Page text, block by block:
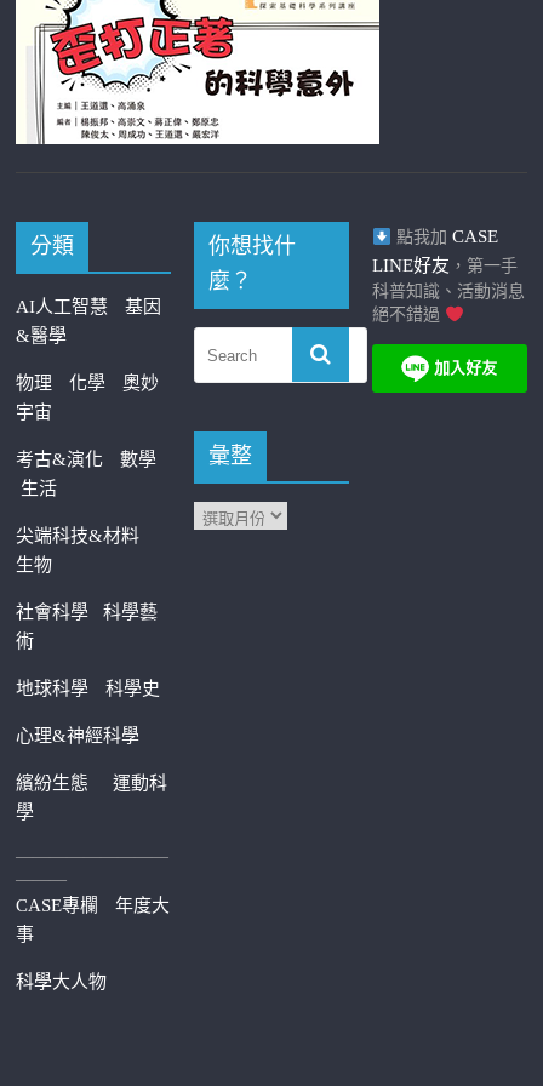
分類
AI人工智慧
基因
&醫學
物理 化學
奧妙
宇宙
考古&演化
數學
生活
尖端科技&材料
生物
社會科學科學藝
術
地球科學 科學史
心理&神經科學
繽紛生態運動科
學
—————————
———
CASE專欄
年度大
事
科學大人物
你想找什
麼？
彙整
點我加 CASE
LINE好友 ，第一手
科普知識、活動消息
絕不錯過